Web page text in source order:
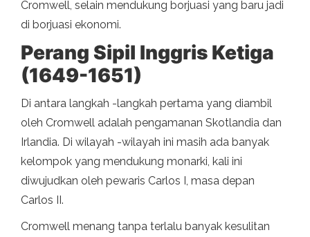
Cromwell, selain mendukung borjuasi yang baru jadi
di borjuasi ekonomi.
Perang Sipil Inggris Ketiga
(1649-1651)
Di antara langkah -langkah pertama yang diambil
oleh Cromwell adalah pengamanan Skotlandia dan
Irlandia. Di wilayah -wilayah ini masih ada banyak
kelompok yang mendukung monarki, kali ini
diwujudkan oleh pewaris Carlos I, masa depan
Carlos II.
Cromwell menang tanpa terlalu banyak kesulitan